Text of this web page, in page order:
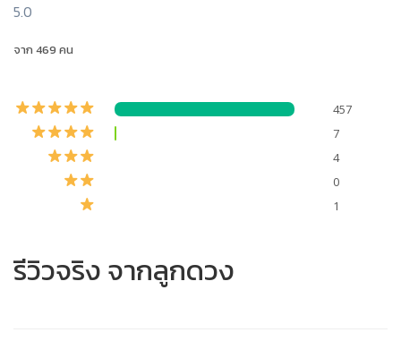
5.0
จาก 469 คน
457
7
4
0
1
รีวิวจริง จากลูกดวง